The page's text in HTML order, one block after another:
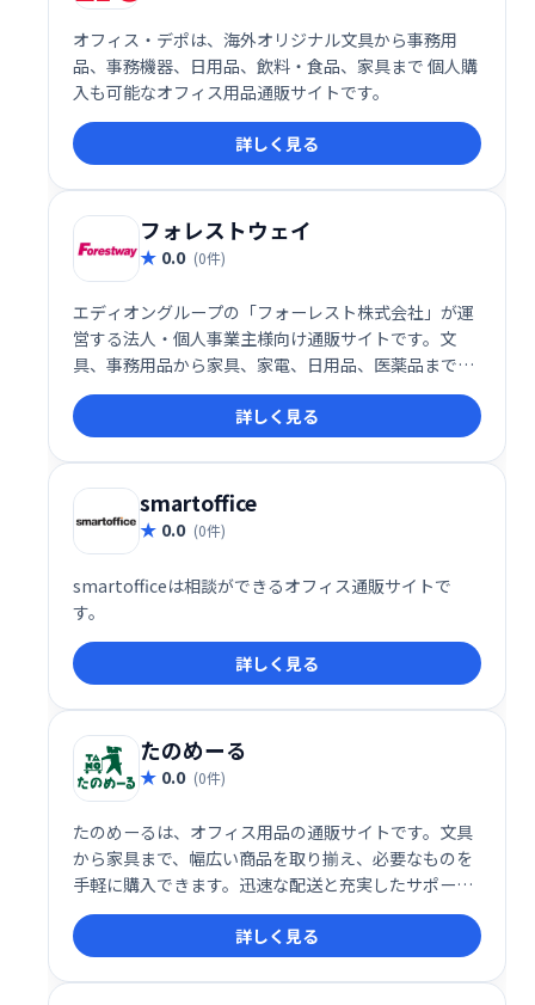
オフィス・デポは、海外オリジナル文具から事務用
品、事務機器、日用品、飲料・食品、家具まで 個人購
入も可能なオフィス用品通販サイトです。
詳しく見る
フォレストウェイ
0.0 (0件)
エディオングループの「フォーレスト株式会社」が運
営する法人・個人事業主様向け通販サイトです。文
具、事務用品から家具、家電、日用品、医薬品まで、
オフィスや店舗の必需品を豊富に品揃え。名刺印刷も
承ります。
詳しく見る
smartoffice
0.0 (0件)
smartofficeは相談ができるオフィス通販サイトで
す。
詳しく見る
たのめーる
0.0 (0件)
たのめーるは、オフィス用品の通販サイトです。文具
から家具まで、幅広い商品を取り揃え、必要なものを
手軽に購入できます。迅速な配送と充実したサポート
体制で、オフィスワークを効率化します。企業規模を
問わず、多くのビジネスシーンをサポートする頼れる
パートナーです。
詳しく見る